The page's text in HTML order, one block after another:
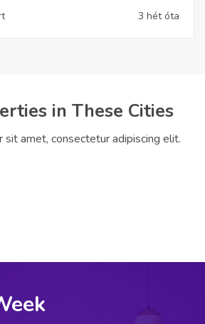
3 hét óta
in These Cities
sit amet, consectetur adipiscing elit.